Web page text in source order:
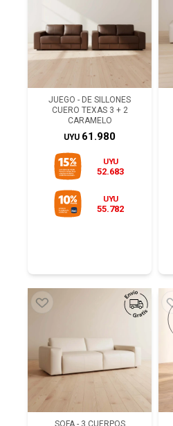
JUEGO - DE SILLONES
CUERO TEXAS 3 + 2
CARAMELO
UYU 61.980
UYU
52.683
UYU
55.782
SOFA - 3 CUERPOS